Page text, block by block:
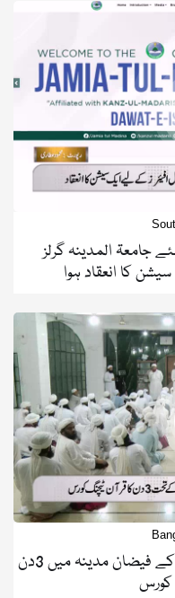
جامعۃ المدینہ گرلز
کا انعقاد ہوا
جامعۃالمدینہ بنگلہ دیش چٹاگانگ کے فیضان مدینہ میں 3دن
کورس